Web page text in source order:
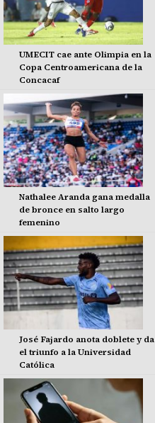
UMECIT cae ante Olimpia en la
Copa Centroamericana de la
Concacaf
Nathalee Aranda gana medalla
de bronce en salto largo
femenino
José Fajardo anota doblete y da
el triunfo a la Universidad
Católica